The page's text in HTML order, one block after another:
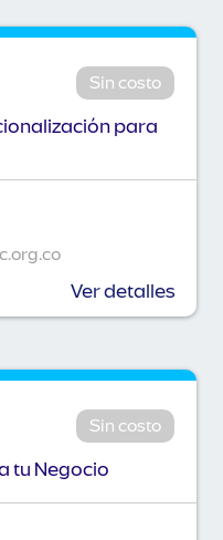
Sin costo
para
Ver detalles
Sin costo
tu Negocio